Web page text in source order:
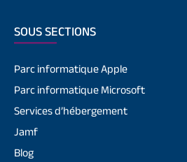
SOUS SECTIONS
Parc informatique Apple
Parc informatique Microsoft
Services d’hébergement
Jamf
Blog